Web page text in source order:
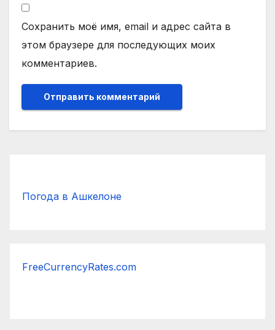
Сохранить моё имя, email и адрес сайта в
этом браузере для последующих моих
комментариев.
Погода в Ашкелоне
FreeCurrencyRates.com